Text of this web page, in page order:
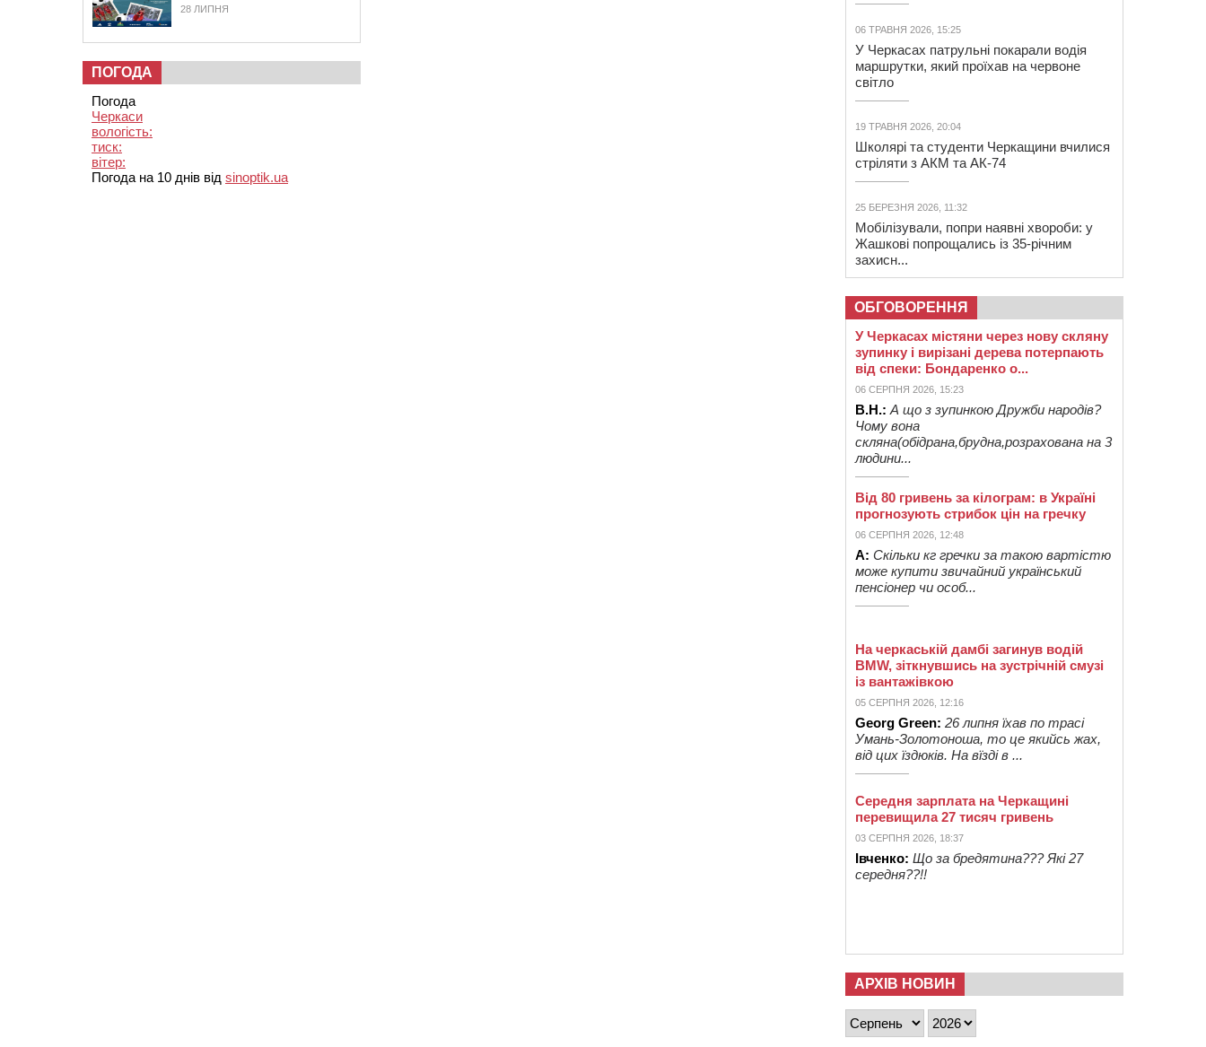
28 ЛИПНЯ
ПОГОДА
Погода
Черкаси
вологість:
тиск:
вітер:
Погода на 10 днів від sinoptik.ua
06 ТРАВНЯ 2026, 15:25
У Черкасах патрульні покарали водія
маршрутки, який проїхав на червоне
світло
19 ТРАВНЯ 2026, 20:04
Школярі та студенти Черкащини вчилися
стріляти з АКМ та АК-74
25 БЕРЕЗНЯ 2026, 11:32
Мобілізували, попри наявні хвороби: у
Жашкові попрощались із 35-річним
захисн...
ОБГОВОРЕННЯ
У Черкасах містяни через нову скляну
зупинку і вирізані дерева потерпають
від спеки: Бондаренко о...
06 СЕРПНЯ 2026, 15:23
В.Н.: А що з зупинкою Дружби народів?
Чому вона
скляна(обідрана,брудна,розрахована на 3
людини...
Від 80 гривень за кілограм: в Україні
прогнозують стрибок цін на гречку
06 СЕРПНЯ 2026, 12:48
А: Скільки кг гречки за такою вартістю
може купити звичайний український
пенсіонер чи особ...
На черкаській дамбі загинув водій
BMW, зіткнувшись на зустрічній смузі
із вантажівкою
05 СЕРПНЯ 2026, 12:16
Georg Green: 26 липня їхав по трасі
Умань-Золотоноша, то це якийсь жах,
від цих їздюків. На вїзді в ...
Середня зарплата на Черкащині
перевищила 27 тисяч гривень
03 СЕРПНЯ 2026, 18:37
Івченко: Що за бредятина??? Які 27
середня??!!
АРХІВ НОВИН